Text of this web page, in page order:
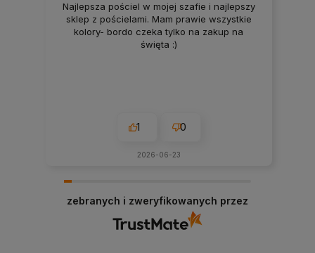
Najlepsza pościel w mojej szafie i najlepszy
sklep z pościelami. Mam prawie wszystkie
kolory- bordo czeka tylko na zakup na
święta :)
1 0
2026-06-23
zebranych i zweryfikowanych przez